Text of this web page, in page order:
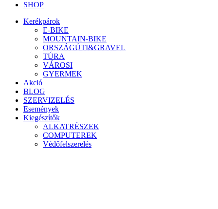
SHOP
Kerékpárok
E-BIKE
MOUNTAIN-BIKE
ORSZÁGÚTI&GRAVEL
TÚRA
VÁROSI
GYERMEK
Akció
BLOG
SZERVIZELÉS
Események
Kiegészítők
ALKATRÉSZEK
COMPUTEREK
Védőfelszerelés